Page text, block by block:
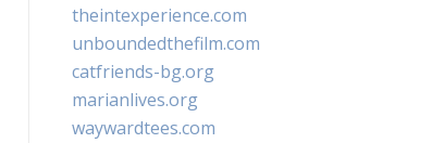
theintexperience.com
unboundedthefilm.com
catfriends-bg.org
marianlives.org
waywardtees.com